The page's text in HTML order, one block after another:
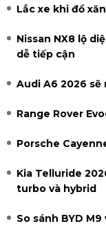
Lắc xe khi đổ
Nissan NX8 lộ
dễ tiếp cận
Audi A6 2026 sẽ
Range Rover
Porsche
Kia Telluride
turbo và hybrid
So sánh BYD M9